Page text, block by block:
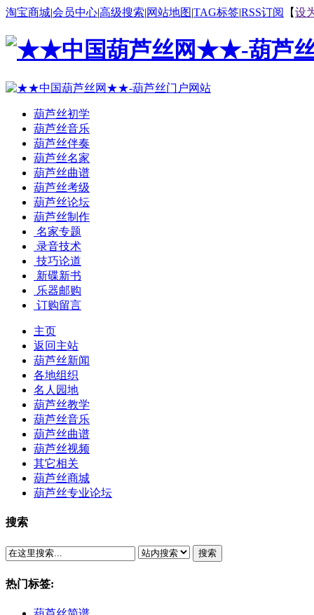
淘宝商城|会员中心|高级搜索|网站地图|TAG标签|RSS订阅 【设
葫芦丝初学
葫芦丝音乐
葫芦丝伴奏
葫芦丝名家
葫芦丝曲谱
葫芦丝考级
葫芦丝论坛
葫芦丝制作
名家专题
录音技术
技巧论道
新碟新书
乐器邮购
订购留言
主页
返回主站
葫芦丝新闻
各地组织
名人园地
葫芦丝教学
葫芦丝音乐
葫芦丝曲谱
葫芦丝视频
其它相关
葫芦丝商城
葫芦丝专业论坛
搜索
搜索
热门标签: